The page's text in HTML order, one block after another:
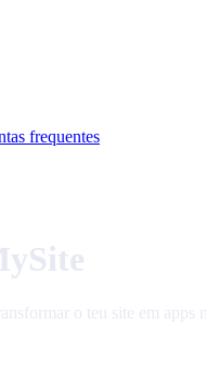
frequentes
o teu site em